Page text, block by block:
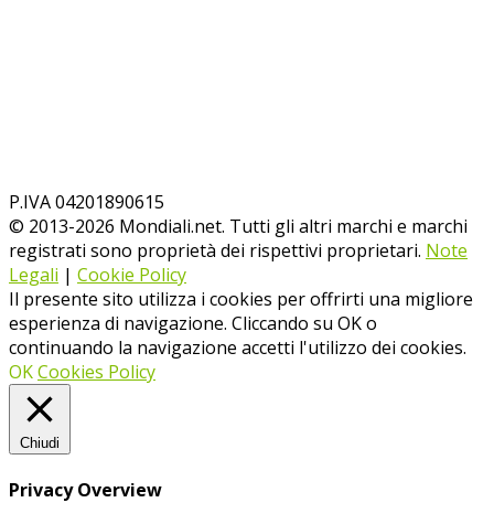
P.IVA 04201890615
© 2013-2026 Mondiali.net. Tutti gli altri marchi e marchi
registrati sono proprietà dei rispettivi proprietari. Note
Legali | Cookie Policy
Il presente sito utilizza i cookies per offrirti una migliore
esperienza di navigazione. Cliccando su OK o
continuando la navigazione accetti l'utilizzo dei cookies.
OKCookies Policy
Chiudi
Privacy Overview